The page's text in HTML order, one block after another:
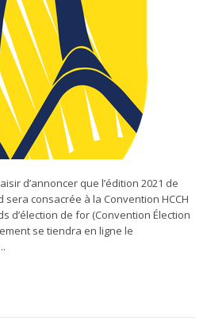
d’annoncer que l’édition 2021 de
sera consacrée à la Convention HCCH
d’élection de for (Convention Élection
se tiendra en ligne le